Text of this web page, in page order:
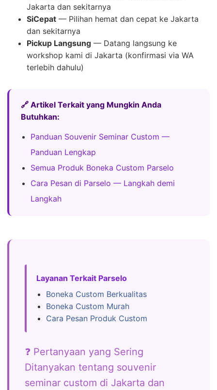
Jakarta dan sekitarnya
SiCepat — Pilihan hemat dan cepat ke Jakarta
dan sekitarnya
Pickup Langsung — Datang langsung ke
workshop kami di Jakarta (konfirmasi via WA
terlebih dahulu)
🔗 Artikel Terkait yang Mungkin Anda
Butuhkan:
Panduan Souvenir Seminar Custom —
Panduan Lengkap
Semua Produk Boneka Custom Parselo
Cara Pesan di Parselo — Langkah demi
Langkah
Layanan Terkait Parselo
Boneka Custom Berkualitas
Boneka Custom Murah
Cara Pesan Produk Custom
❓ Pertanyaan yang Sering
Ditanyakan tentang souvenir
seminar custom di Jakarta dan